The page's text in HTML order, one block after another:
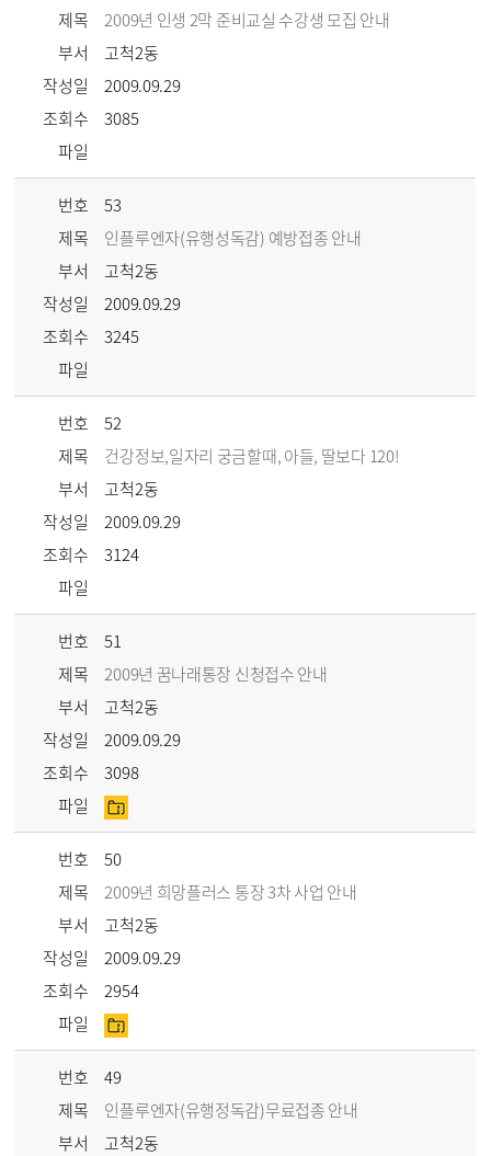
제목
2009년 인생 2막 준비교실 수강생 모집 안내
부서
고척2동
작성일
2009.09.29
조회수
3085
파일
번호
53
제목
인플루엔자(유행성독감) 예방접종 안내
부서
고척2동
작성일
2009.09.29
조회수
3245
파일
번호
52
제목
건강정보,일자리 궁금할때, 아들, 딸보다 120!
부서
고척2동
작성일
2009.09.29
조회수
3124
파일
번호
51
제목
2009년 꿈나래통장 신청접수 안내
부서
고척2동
작성일
2009.09.29
조회수
3098
파일
번호
50
제목
2009년 희망플러스 통장 3차 사업 안내
부서
고척2동
작성일
2009.09.29
조회수
2954
파일
번호
49
제목
인플루엔자(유행정독감)무료접종 안내
부서
고척2동